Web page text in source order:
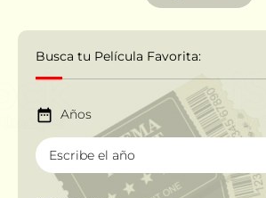
Busca tu Película Favorita:
Años